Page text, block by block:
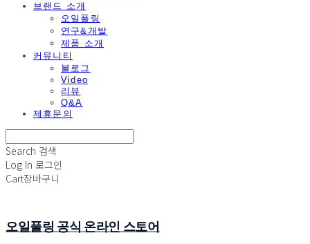
브랜드 소개
오일풀링
연구&개발
제품 소개
커뮤니티
블로그
Video
리뷰
Q&A
제휴문의
Search 검색
Log In 로그인
Cart장바구니
오일풀링 공식 온라인 스토어